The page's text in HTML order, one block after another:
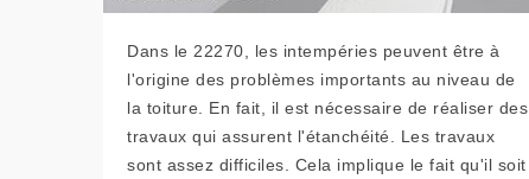
Dans le 22270, les intempéries peuvent être à
l'origine des problèmes importants au niveau de
la toiture. En fait, il est nécessaire de réaliser des
travaux qui assurent l'étanchéité. Les travaux
sont assez difficiles. Cela implique le fait qu'il soit